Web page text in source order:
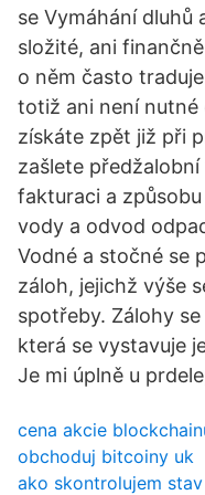
se Vymáhání dluhů
složité, ani
o něm často
totiž ani není nutné
získáte zpět již při
zašlete
fakturaci a
vody a odvod
Vodné a stočné se
záloh, jejichž výše
spotřeby. Zálohy
která se vystavuje
Je mi úplně u
cena akcie
obchoduj bitcoiny uk
ako skontrolujem